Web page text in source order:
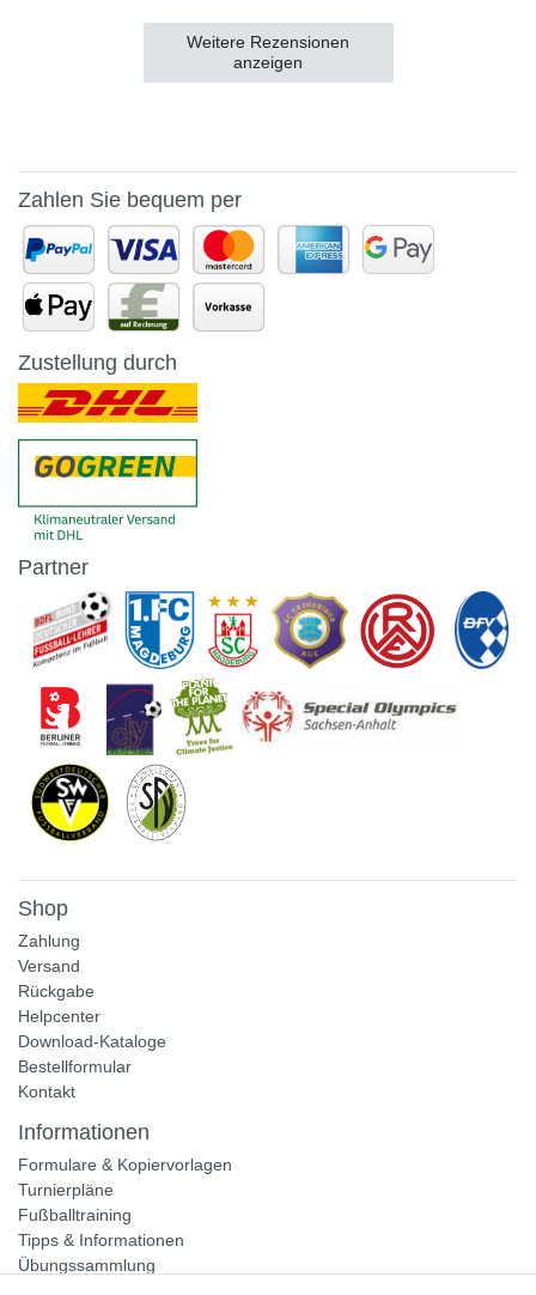
Weitere Rezensionen
anzeigen
Zahlen Sie bequem per
Zustellung durch
Partner
Shop
Zahlung
Versand
Rückgabe
Helpcenter
Download-Kataloge
Bestellformular
Kontakt
Informationen
Formulare & Kopiervorlagen
Turnierpläne
Fußballtraining
Tipps & Informationen
Übungssammlung